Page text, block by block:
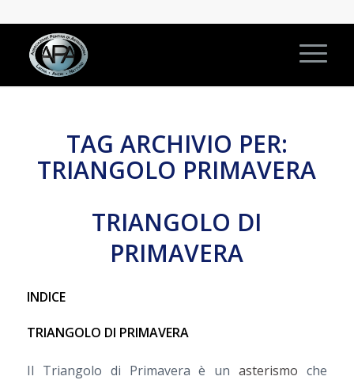
TAG ARCHIVIO PER:
TRIANGOLO PRIMAVERA
TRIANGOLO DI
PRIMAVERA
INDICE
TRIANGOLO DI PRIMAVERA
Il Triangolo di Primavera è unasterismo che